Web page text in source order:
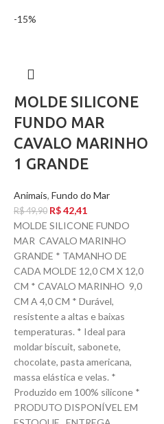
-15%
MOLDE SILICONE
FUNDO MAR
CAVALO MARINHO
1 GRANDE
Animais, Fundo do Mar
R$49,90 R$42,41
MOLDE SILICONE FUNDO
MAR CAVALO MARINHO
GRANDE * TAMANHO DE
CADA MOLDE 12,0 CM X 12,0
CM * CAVALO MARINHO 9,0
CM A 4,0 CM * Durável,
resistente a altas e baixas
temperaturas. * Ideal para
moldar biscuit, sabonete,
chocolate, pasta americana,
massa elástica e velas. *
Produzido em 100% silicone *
PRODUTO DISPONÍVEL EM